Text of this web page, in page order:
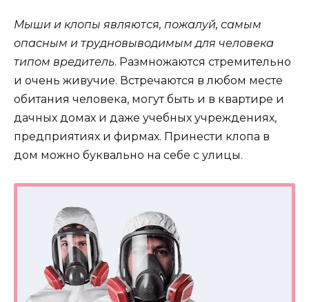
Мыши и клопы являются, пожалуй, самым
опасным и трудновыводимым для человека
типом вредитель. Размножаются стремительно
и очень живучие. Встречаются в любом месте
обитания человека, могут быть и в квартире и
дачных домах и даже учебных учреждениях,
предприятиях и фирмах. Принести клопа в
дом можно буквально на себе с улицы.